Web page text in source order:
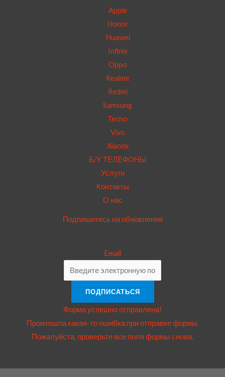
Apple
Honor
Huawei
Infinix
Oppo
Realme
Redmi
Samsung
Tecno
Vivo
Xiaomi
Б/У ТЕЛЕФОНЫ
Услуги
Контакты
О нас
Подпишитесь на обновления
Email
ПОДПИСАТЬСЯ
Форма успешно отправлена!
Произошла какая-то ошибка при отправке формы.
Пожалуйста, проверьте все поля формы снова.